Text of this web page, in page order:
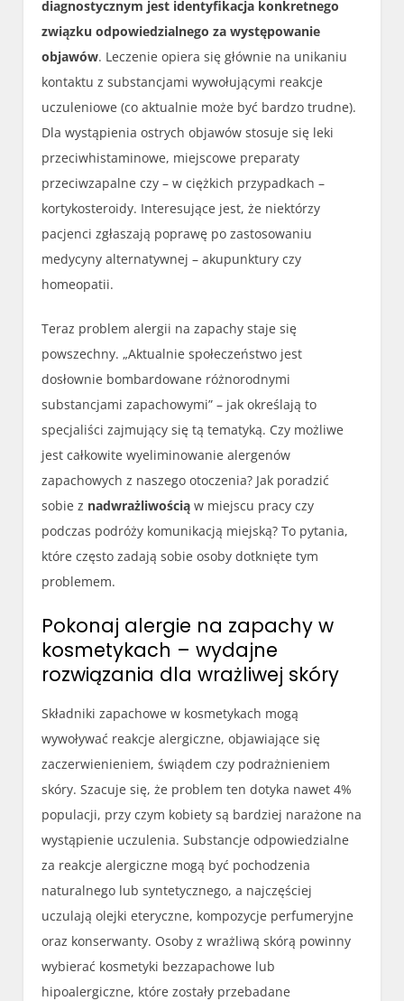
diagnostycznym jest identyfikacja konkretnego
związku odpowiedzialnego za występowanie
objawów. Leczenie opiera się głównie na unikaniu
kontaktu z substancjami wywołującymi reakcje
uczuleniowe (co aktualnie może być bardzo trudne).
Dla wystąpienia ostrych objawów stosuje się leki
przeciwhistaminowe, miejscowe preparaty
przeciwzapalne czy – w ciężkich przypadkach –
kortykosteroidy. Interesujące jest, że niektórzy
pacjenci zgłaszają poprawę po zastosowaniu
medycyny alternatywnej – akupunktury czy
homeopatii.
Teraz problem alergii na zapachy staje się
powszechny. „Aktualnie społeczeństwo jest
dosłownie bombardowane różnorodnymi
substancjami zapachowymi” – jak określają to
specjaliści zajmujący się tą tematyką. Czy możliwe
jest całkowite wyeliminowanie alergenów
zapachowych z naszego otoczenia? Jak poradzić
sobie z nadwrażliwością w miejscu pracy czy
podczas podróży komunikacją miejską? To pytania,
które często zadają sobie osoby dotknięte tym
problemem.
Pokonaj alergie na zapachy w
kosmetykach – wydajne
rozwiązania dla wrażliwej skóry
Składniki zapachowe w kosmetykach mogą
wywoływać reakcje alergiczne, objawiające się
zaczerwienieniem, świądem czy podrażnieniem
skóry. Szacuje się, że problem ten dotyka nawet 4%
populacji, przy czym kobiety są bardziej narażone na
wystąpienie uczulenia. Substancje odpowiedzialne
za reakcje alergiczne mogą być pochodzenia
naturalnego lub syntetycznego, a najczęściej
uczulają olejki eteryczne, kompozycje perfumeryjne
oraz konserwanty. Osoby z wrażliwą skórą powinny
wybierać kosmetyki bezzapachowe lub
hipoalergiczne, które zostały przebadane